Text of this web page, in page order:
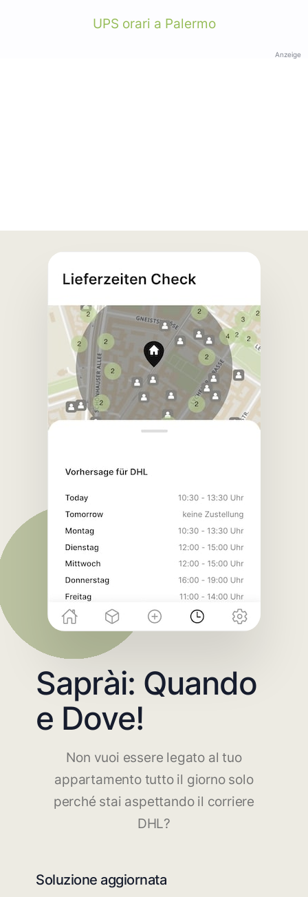
UPS orari a Palermo
Anzeige
Saprài: Quando
e Dove!
Non vuoi essere legato al tuo
appartamento tutto il giorno solo
perché stai aspettando il corriere
DHL?
Soluzione aggiornata